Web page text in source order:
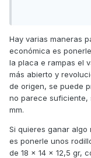
perder velocidad
Hay varias maneras
económica es
la placa e rampas el
más abierto y
de origen, se puede
no parece suficiente,
mm.
Si quieres ganar algo
es ponerle unos
de 18 x 14 x 12,5 gr,